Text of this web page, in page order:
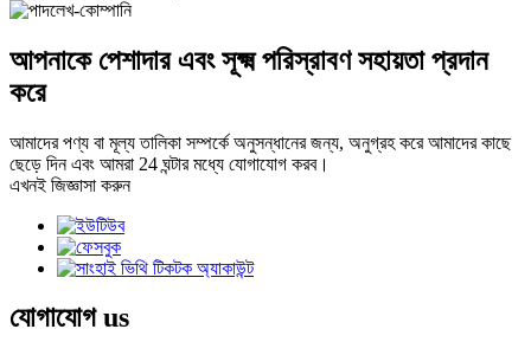
আপনাকে পেশাদার এবং সূক্ষ্ম পরিস্রাবণ সহায়তা প্রদান
করে
আমাদের পণ্য বা মূল্য তালিকা সম্পর্কে অনুসন্ধানের জন্য, অনুগ্রহ করে আমাদের কাছে
ছেড়ে দিন এবং আমরা 24 ঘন্টার মধ্যে যোগাযোগ করব।
এখনই জিজ্ঞাসা করুন
যোগাযোগus